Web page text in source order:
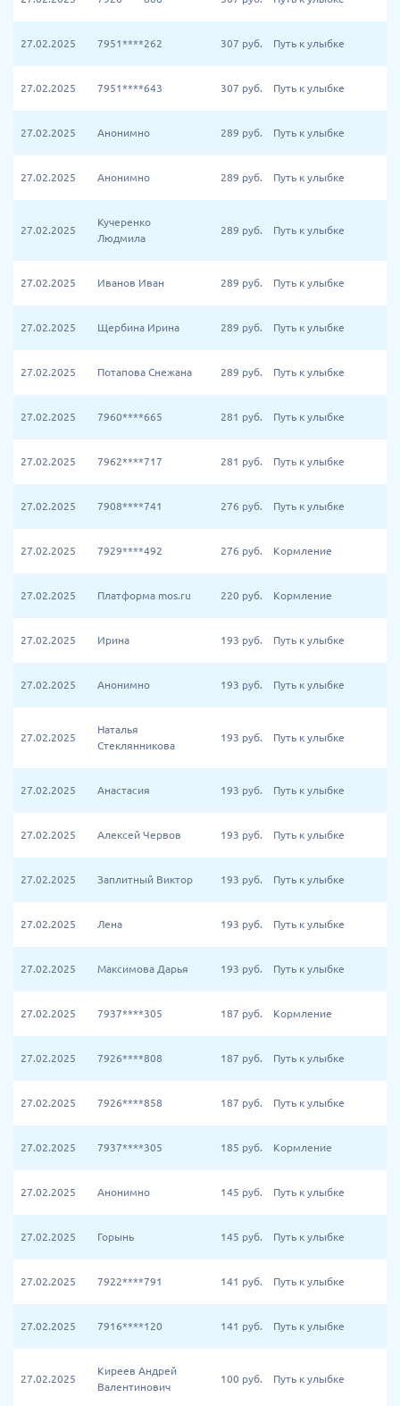
27.02.2025 7951****262 307 руб. Путь к улыбке
27.02.2025 7951****643 307 руб. Путь к улыбке
27.02.2025 Анонимно 289 руб. Путь к улыбке
27.02.2025 Анонимно 289 руб. Путь к улыбке
27.02.2025
Кучеренко
Людмила
289 руб. Путь к улыбке
27.02.2025 Иванов Иван 289 руб. Путь к улыбке
27.02.2025 Щербина Ирина 289 руб. Путь к улыбке
27.02.2025 Потапова Снежана 289 руб. Путь к улыбке
27.02.2025 7960****665 281 руб. Путь к улыбке
27.02.2025 7962****717 281 руб. Путь к улыбке
27.02.2025 7908****741 276 руб. Путь к улыбке
27.02.2025 7929****492 276 руб. Кормление
27.02.2025 Платформа mos.ru 220 руб. Кормление
27.02.2025 Ирина 193 руб. Путь к улыбке
27.02.2025 Анонимно 193 руб. Путь к улыбке
27.02.2025
Наталья
Стеклянникова
193 руб. Путь к улыбке
27.02.2025 Анастасия 193 руб. Путь к улыбке
27.02.2025 Алексей Червов 193 руб. Путь к улыбке
27.02.2025 Заплитный Виктор 193 руб. Путь к улыбке
27.02.2025 Лена 193 руб. Путь к улыбке
27.02.2025 Максимова Дарья 193 руб. Путь к улыбке
27.02.2025 7937****305 187 руб. Кормление
27.02.2025 7926****808 187 руб. Путь к улыбке
27.02.2025 7926****858 187 руб. Путь к улыбке
27.02.2025 7937****305 185 руб. Кормление
27.02.2025 Анонимно 145 руб. Путь к улыбке
27.02.2025 Горынь 145 руб. Путь к улыбке
27.02.2025 7922****791 141 руб. Путь к улыбке
27.02.2025 7916****120 141 руб. Путь к улыбке
27.02.2025
Киреев Андрей
Валентинович
100 руб. Путь к улыбке